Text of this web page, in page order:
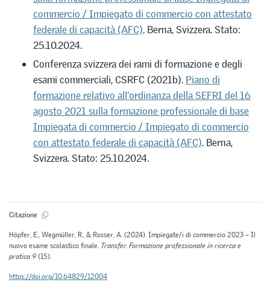
commercio / Impiegato di commercio con attestato
federale di capacità (AFC). Berna, Svizzera. Stato:
25.10.2024.
Conferenza svizzera dei rami di formazione e degli
esami commerciali, CSRFC (2021b). Piano di
formazione relativo all’ordinanza della SEFRI del 16
agosto 2021 sulla formazione professionale di base
Impiegata di commercio / Impiegato di commercio
con attestato federale di capacità (AFC). Berna,
Svizzera. Stato: 25.10.2024.
Citazione
Höpfer, E., Wegmüller, R., & Rosser, A. (2024). Impiegate/i di commercio 2023 – Il
nuovo esame scolastico finale. Transfer. Formazione professionale in ricerca e
pratica 9(15).
https://doi.org/10.64829/12004